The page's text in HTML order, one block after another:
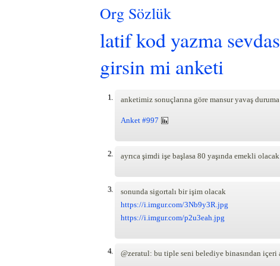
Org Sözlük
latif kod yazma
girsin mi anketi
1. anketimiz sonuçlarına göre mansur yavaş
Anket #997
2. ayrıca şimdi işe başlasa 80 yaşında emekli
3.
sonunda sigortalı bir işim olacak
https://i.imgur.com/3Nb9y3R.jpg
https://i.imgur.com/p2u3eah.jpg
4. @zeratul: bu tiple seni belediye binasından içeri